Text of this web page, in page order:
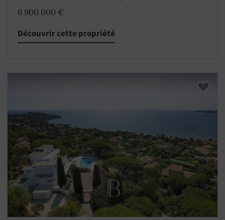
6 900 000 €
Découvrir cette propriété